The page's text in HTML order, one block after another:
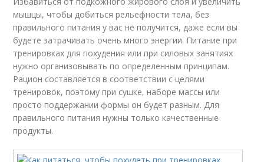
мышцы, чтобы добиться рельефности тела, без
правильного питания у вас не получится, даже если вы
будете затрачивать очень много энергии. Питание при
тренировках для похудения или при силовых занятиях
нужно организовывать по определенным принципам.
Рацион составляется в соответствии с целями
тренировок, поэтому при сушке, наборе массы или
просто поддержании формы он будет разным. Для
правильного питания нужны только качественные
продукты.